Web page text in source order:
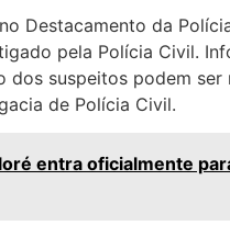
Destacamento da
pela Polícia Civil.
dos suspeitos podem ser
de Polícia Civil.
entra oficialmente